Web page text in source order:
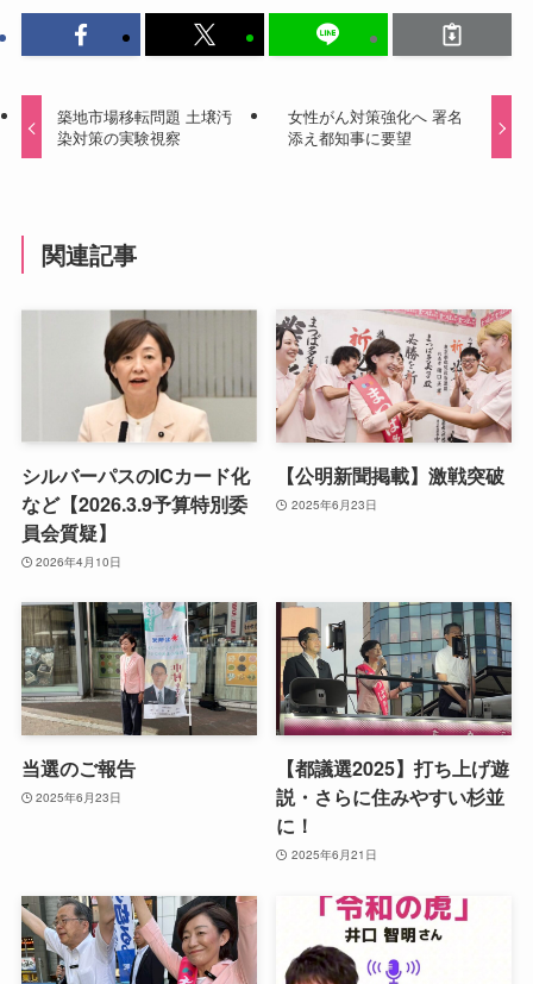
築地市場移転問題 土壌汚
染対策の実験視察
女性がん対策強化へ 署名
添え都知事に要望
関連記事
シルバーパスのICカード化
など【2026.3.9予算特別委
員会質疑】
2026年4月10日
【公明新聞掲載】激戦突破
2025年6月23日
当選のご報告
2025年6月23日
【都議選2025】打ち上げ遊
説・さらに住みやすい杉並
に！
2025年6月21日